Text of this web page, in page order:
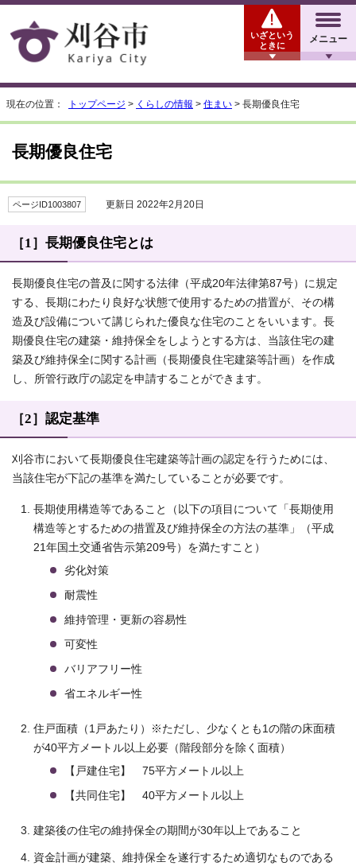
メニュー
いざという
ときに
現在の位置： トップページ > くらしの情報 > 住まい > 長期優良住宅
長期優良住宅
ページID1003807 更新日 2022年2月20日
［1］長期優良住宅とは
長期優良住宅の普及に関する法律（平成20年法律第87号）に規定
する、長期にわたり良好な状態で使用するための措置が、その構
造及び設備について講じられた優良な住宅のことをいいます。長
期優良住宅の建築・維持保全をしようとする方は、当該住宅の建
築及び維持保全に関する計画（長期優良住宅建築等計画）を作成
し、所管行政庁の認定を申請することができます。
［2］認定基準
刈谷市において長期優良住宅建築等計画の認定を行うためには、
当該住宅が下記の基準を満たしていることが必要です。
長期使用構造等であること（以下の項目について「長期使用
構造等とするための措置及び維持保全の方法の基準」（平成
21年国土交通省告示第209号）を満たすこと）
劣化対策
耐震性
維持管理・更新の容易性
可変性
バリアフリー性
省エネルギー性
住戸面積（1戸あたり）※ただし、少なくとも1の階の床面積
が40平方メートル以上必要（階段部分を除く面積）
【戸建住宅】 75平方メートル以上
【共同住宅】 40平方メートル以上
建築後の住宅の維持保全の期間が30年以上であること
資金計画が建築、維持保全を遂行するため適切なものである